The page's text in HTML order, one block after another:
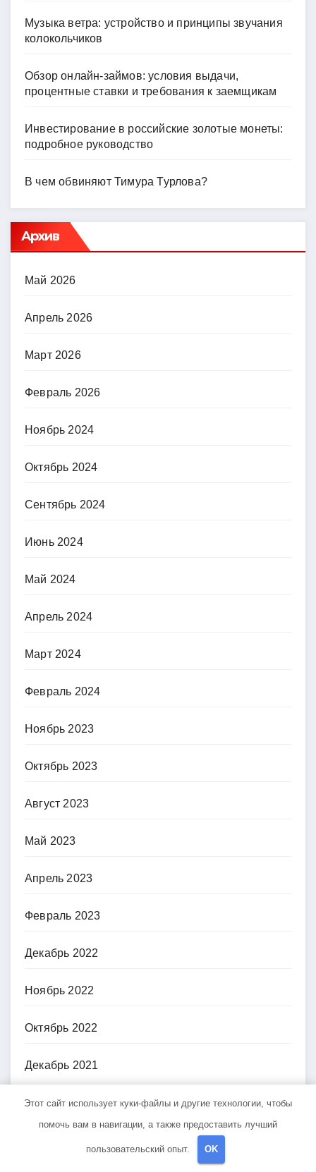
Музыка ветра: устройство и принципы звучания
колокольчиков
Обзор онлайн-займов: условия выдачи,
процентные ставки и требования к заемщикам
Инвестирование в российские золотые монеты:
подробное руководство
В чем обвиняют Тимура Турлова?
Архив
Май 2026
Апрель 2026
Март 2026
Февраль 2026
Ноябрь 2024
Октябрь 2024
Сентябрь 2024
Июнь 2024
Май 2024
Апрель 2024
Март 2024
Февраль 2024
Ноябрь 2023
Октябрь 2023
Август 2023
Май 2023
Апрель 2023
Февраль 2023
Декабрь 2022
Ноябрь 2022
Октябрь 2022
Декабрь 2021
Рубрики
Этот сайт использует куки-файлы и другие технологии, чтобы
помочь вам в навигации, а также предоставить лучший
пользовательский опыт. OK